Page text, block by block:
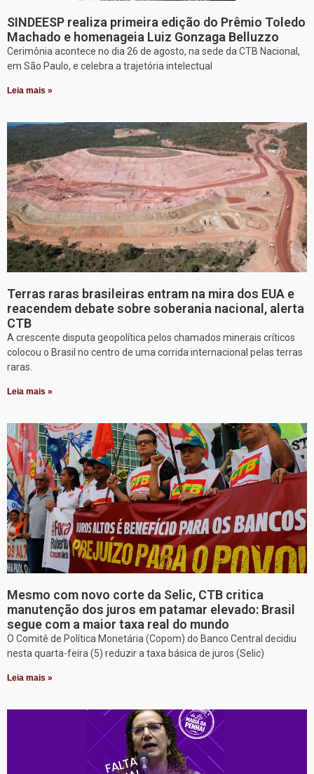
SINDEESP realiza primeira edição do Prêmio Toledo
Machado e homenageia Luiz Gonzaga Belluzzo
Cerimônia acontece no dia 26 de agosto, na sede da CTB Nacional,
em São Paulo, e celebra a trajetória intelectual
Leia mais »
Terras raras brasileiras entram na mira dos EUA e
reacendem debate sobre soberania nacional, alerta
CTB
A crescente disputa geopolítica pelos chamados minerais críticos
colocou o Brasil no centro de uma corrida internacional pelas terras
raras.
Leia mais »
Mesmo com novo corte da Selic, CTB critica
manutenção dos juros em patamar elevado: Brasil
segue com a maior taxa real do mundo
O Comitê de Política Monetária (Copom) do Banco Central decidiu
nesta quarta-feira (5) reduzir a taxa básica de juros (Selic)
Leia mais »